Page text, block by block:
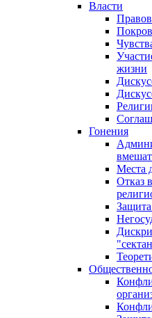
Власти
жизни
Гонения
Места
Отказ